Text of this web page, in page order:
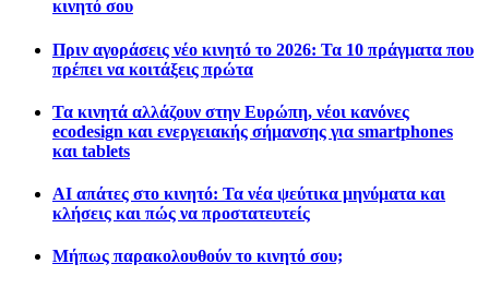
κινητό σου
Πριν αγοράσεις νέο κινητό το 2026: Τα 10 πράγματα που
πρέπει να κοιτάξεις πρώτα
Τα κινητά αλλάζουν στην Ευρώπη, νέοι κανόνες
ecodesign και ενεργειακής σήμανσης για smartphones
και tablets
AI απάτες στο κινητό: Τα νέα ψεύτικα μηνύματα και
κλήσεις και πώς να προστατευτείς
Μήπως παρακολουθούν το κινητό σου;